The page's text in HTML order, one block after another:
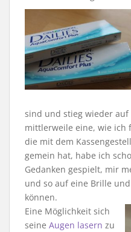
sind und stieg wieder
mittlerweile eine, wie ich
die mit dem
gemein hat, habe ich
Gedanken gespielt, mir
und so auf eine Brille
können.
Eine Möglichkeit sich
seine Augen lasern zu